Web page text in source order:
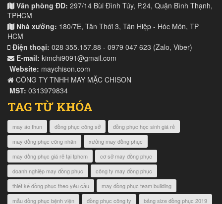
Văn phòng ĐD: 297/14 Bùi Đình Túy, P.24, Quận Bình Thạnh,
TPHCM
Nhà xưởng: 180/7E, Tân Thới 3, Tân Hiệp - Hóc Môn, TP
HCM
Điện thoại: 028 355.157.88 - 0979 047 623 (Zalo, Viber)
E-mail: kimchi9091@gmail.com
Website: maychison.com
CÔNG TY TNHH MAY MẶC CHISON
MST: 0313979834
TAG TỪ KHÓA
may áo thun đồng phục công sở
đồng phục học sinh giá rẻ
may đồng phục công nhân
xưởng may đồng phục
may đồng phục giá rẻ tại tphcm
cơ sở may đồng phục
doanh nghiệp may đồng phục
công ty may đồng phục
thiết kế đồng phục theo yêu cầu
may đồng phục team building
mẫu đồng phục bệnh viện
đồng phục công ty bảng size đồng phục 2019